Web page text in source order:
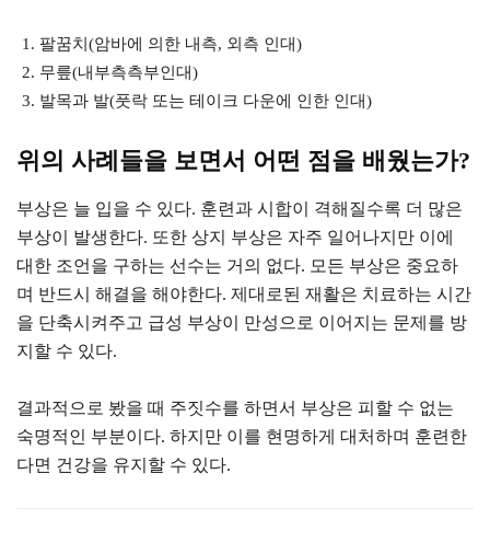
팔꿈치(암바에 의한 내측, 외측 인대)
무릎(내부측측부인대)
발목과 발(풋락 또는 테이크 다운에 인한 인대)
위의 사례들을 보면서 어떤 점을 배웠는가?
부상은 늘 입을 수 있다. 훈련과 시합이 격해질수록 더 많은
부상이 발생한다. 또한 상지 부상은 자주 일어나지만 이에
대한 조언을 구하는 선수는 거의 없다. 모든 부상은 중요하
며 반드시 해결을 해야한다. 제대로된 재활은 치료하는 시간
을 단축시켜주고 급성 부상이 만성으로 이어지는 문제를 방
지할 수 있다.
결과적으로 봤을 때 주짓수를 하면서 부상은 피할 수 없는
숙명적인 부분이다. 하지만 이를 현명하게 대처하며 훈련한
다면 건강을 유지할 수 있다.